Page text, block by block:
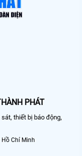
PHÁT
thiết bị báo động,
Hồ Chí Minh